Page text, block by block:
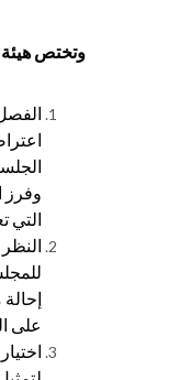
وتختص هيئة
وفرز
التي
على